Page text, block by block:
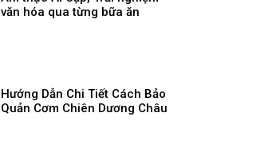
văn hóa qua từng bữa ăn
Hướng Dẫn Chi Tiết Cách Bảo
Quản Cơm Chiên Dương Châu